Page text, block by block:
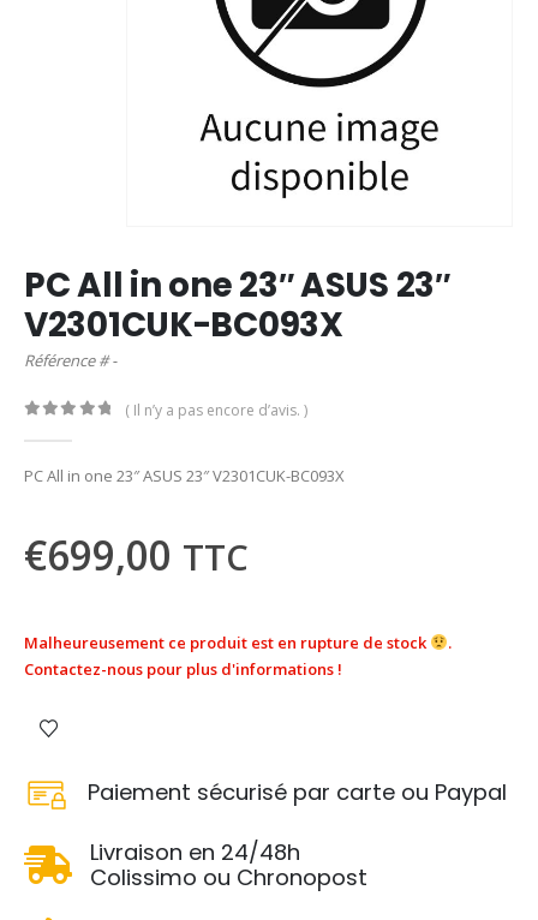
PC All in one 23″ ASUS 23″
V2301CUK-BC093X
Référence # -
( Il n’y a pas encore d’avis. )
PC All in one 23″ ASUS 23″ V2301CUK-BC093X
€699,00 TTC
Malheureusement ce produit est en rupture de stock
.
Contactez-nous pour plus d'informations !
Paiement sécurisé par carte ou Paypal
Livraison en 24/48h
Colissimo ou Chronopost